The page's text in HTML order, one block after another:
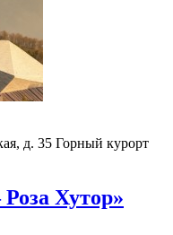
д. 35 Горный курорт
Хутор»